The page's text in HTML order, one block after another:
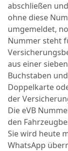
abschließen
ohne diese
umgemeldet,
Nummer steht
aus einer
Buchstaben
Doppelkarte
der
Die eVB
den
Sie wird heute
WhatsApp